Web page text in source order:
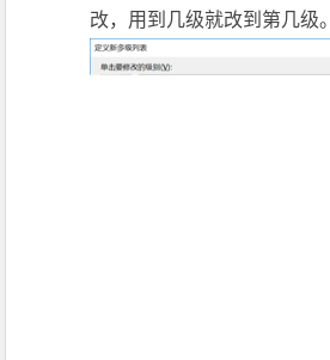
改，用到几级就改到第几级。